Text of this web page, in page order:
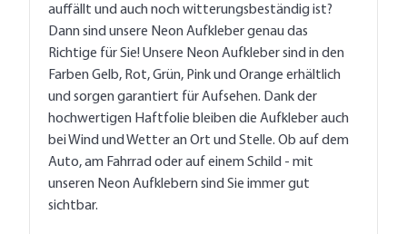
auffällt und auch noch witterungsbeständig ist?
Dann sind unsere Neon Aufkleber genau das
Richtige für Sie! Unsere Neon Aufkleber sind in den
Farben Gelb, Rot, Grün, Pink und Orange erhältlich
und sorgen garantiert für Aufsehen. Dank der
hochwertigen Haftfolie bleiben die Aufkleber auch
bei Wind und Wetter an Ort und Stelle. Ob auf dem
Auto, am Fahrrad oder auf einem Schild - mit
unseren Neon Aufklebern sind Sie immer gut
sichtbar.